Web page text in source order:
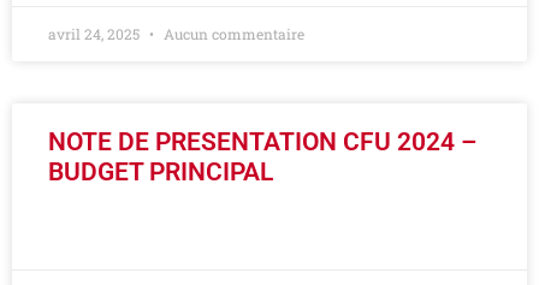
avril 24, 2025 Aucun commentaire
NOTE DE PRESENTATION CFU 2024 –
BUDGET PRINCIPAL